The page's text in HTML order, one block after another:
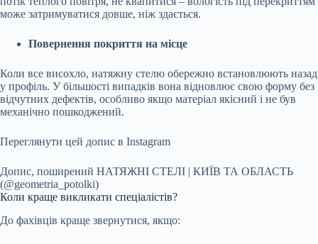
може затримуватися довше, ніж здається.
Повернення покриття на місце
Коли все висохло, натяжну стелю обережно встановлюють назад
у профіль. У більшості випадків вона відновлює свою форму без
відчутних дефектів, особливо якщо матеріал якісний і не був
механічно пошкоджений.
Переглянути цей допис в Instagram
Допис, поширений НАТЯЖНІ СТЕЛІ | КИЇВ ТА ОБЛАСТЬ
(@geometria_potolki)
Коли краще викликати спеціалістів?
До фахівців краще звернутися, якщо: